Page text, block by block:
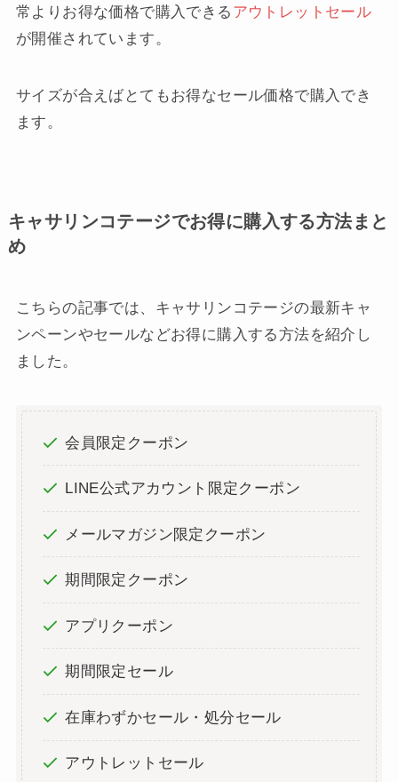
常よりお得な価格で購入できる アウトレットセール
が開催されています。
サイズが合えばとてもお得なセール価格で購入でき
ます。
キャサリンコテージでお得に購入する方法まと
め
こちらの記事では、キャサリンコテージの最新キャ
ンペーンやセールなどお得に購入する方法を紹介し
ました。
会員限定クーポン
LINE公式アカウント限定クーポン
メールマガジン限定クーポン
期間限定クーポン
アプリクーポン
期間限定セール
在庫わずかセール・処分セール
アウトレットセール